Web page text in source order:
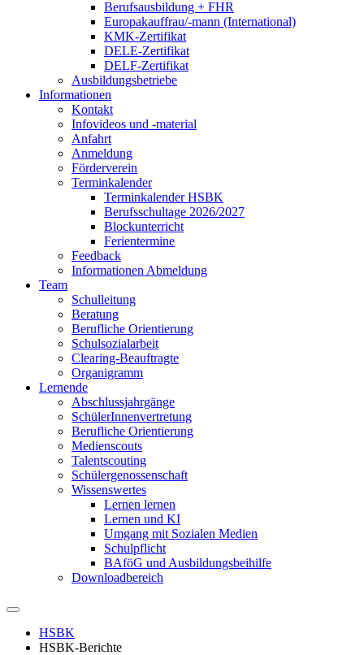
Berufsausbildung + FHR
Europakauffrau/-mann (International)
KMK-Zertifikat
DELE-Zertifikat
DELF-Zertifikat
Ausbildungsbetriebe
Informationen
Kontakt
Infovideos und -material
Anfahrt
Anmeldung
Förderverein
Terminkalender
Terminkalender HSBK
Berufsschultage 2026/2027
Blockunterricht
Ferientermine
Feedback
Informationen Abmeldung
Team
Schulleitung
Beratung
Berufliche Orientierung
Schulsozialarbeit
Clearing-Beauftragte
Organigramm
Lernende
Abschlussjahrgänge
SchülerInnenvertretung
Berufliche Orientierung
Medienscouts
Talentscouting
Schüler­genossen­schaft
Wissenswertes
Lernen lernen
Lernen und KI
Umgang mit Sozialen Medien
Schulpflicht
BAföG und Ausbildungsbeihilfe
Downloadbereich
HSBK
HSBK-Berichte